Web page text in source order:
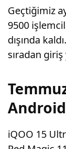
Geçtiğimiz
9500
dışında
sıradan giriş
iQOO 15